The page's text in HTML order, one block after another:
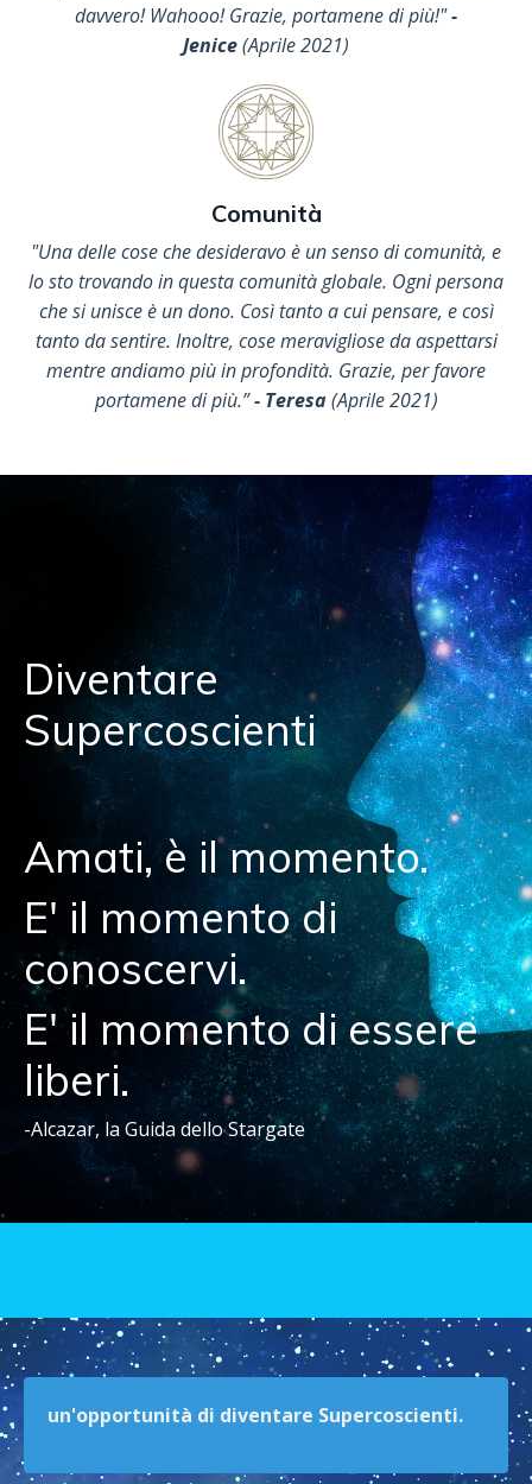
davvero! Wahooo! Grazie, portamene di più!"-
Jenice(Aprile 2021)
Comunità
"Una delle cose che desideravo è un senso di comunità, e
lo sto trovando in questa comunità globale. Ogni persona
che si unisce è un dono. Così tanto a cui pensare, e così
tanto da sentire. Inoltre, cose meravigliose da aspettarsi
mentre andiamo più in profondità. Grazie, per favore
portamene di più.”- Teresa(Aprile 2021)
Diventare
Supercoscienti
Amati, è il momento.
E' il momento di
conoscervi.
E' il momento di essere
liberi.
-Alcazar, la Guida dello Stargate
un'opportunità di diventare Supercoscienti.